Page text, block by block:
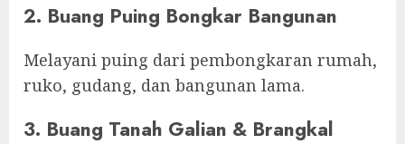
2. Buang Puing Bongkar Bangunan
Melayani puing dari pembongkaran rumah,
ruko, gudang, dan bangunan lama.
3. Buang Tanah Galian & Brangkal